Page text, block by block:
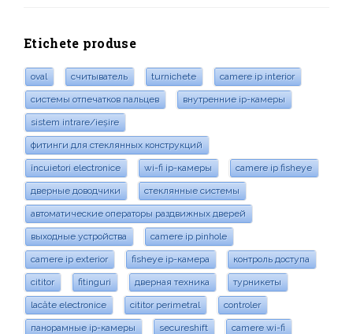
Etichete produse
oval считыватель turnichete camere ip interior
системы отпечатков пальцев внутренние ip-камеры
sistem intrare/ieșire
фитинги для стеклянных конструкций
încuietori electronice wi-fi ip-камеры camere ip fisheye
дверные доводчики стеклянные системы
автоматические операторы раздвижных дверей
выходные устройства camere ip pinhole
camere ip exterior fisheye ip-камера контроль доступа
cititor fitinguri дверная техника турникеты
lacăte electronice cititor perimetral controler
панорамные ip-камеры secureshift camere wi-fi